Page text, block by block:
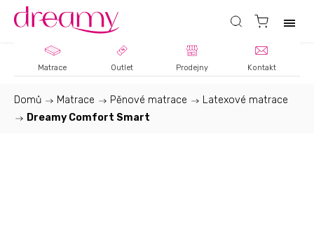
Matrace Outlet Prodejny Kontakt
Domů / Matrace / Pěnové matrace /
Latexové matrace
/
Dreamy Comfort Smart